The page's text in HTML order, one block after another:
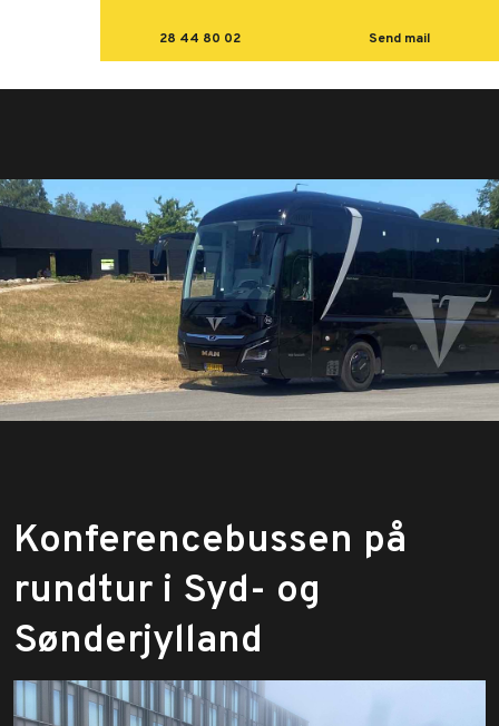
28 44 80 02 Send mail
​Konferencebussen på
rundtur i Syd- og
Sønderjylland